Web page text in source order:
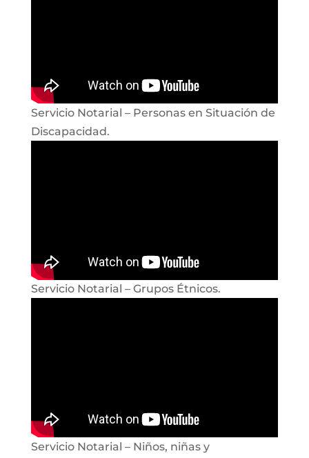
Servicio Notarial – Personas en Situación de
Discapacidad.
Servicio Notarial – Grupos Étnicos.
Servicio Notarial – Niños, niñas y